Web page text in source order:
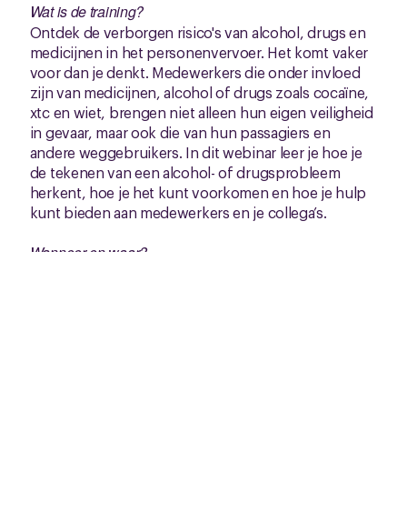
Wat is de training?
Ontdek de verborgen risico's van alcohol, drugs en
medicijnen in het personenvervoer. Het komt vaker
voor dan je denkt. Medewerkers die onder invloed
zijn van medicijnen, alcohol of drugs zoals cocaïne,
xtc en wiet, brengen niet alleen hun eigen veiligheid
in gevaar, maar ook die van hun passagiers en
andere weggebruikers. In dit webinar leer je hoe je
de tekenen van een alcohol- of drugsprobleem
herkent, hoe je het kunt voorkomen en hoe je hulp
kunt bieden aan medewerkers en je collega’s.
Wanneer en waar?